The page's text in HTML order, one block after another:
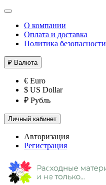
О компании
Оплата и доставка
Политика безопасности
₽ Валюта
€ Euro
$ US Dollar
₽ Рубль
Личный кабинет
Авторизация
Регистрация